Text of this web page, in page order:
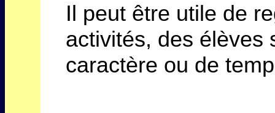
Il peut être utile de
activités, des élèves
caractère ou de